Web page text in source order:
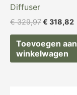
Diffuser
€329,97€ 318,82
Toevoegen aan
winkelwagen